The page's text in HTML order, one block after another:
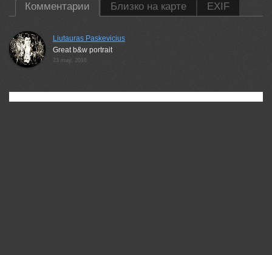
Комментарии Близко на карте EXIF
Liutauras Paskevicius
Great b&w portrait
23 may, 2016